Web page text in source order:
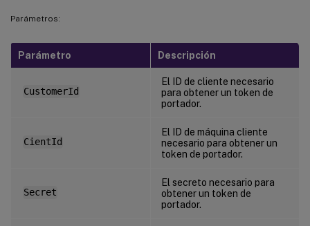
Parámetros:
Parámetro Descripción
CustomerId
El ID de cliente necesario
para obtener un token de
portador.
CientId
El ID de máquina cliente
necesario para obtener un
token de portador.
Secret
El secreto necesario para
obtener un token de
portador.